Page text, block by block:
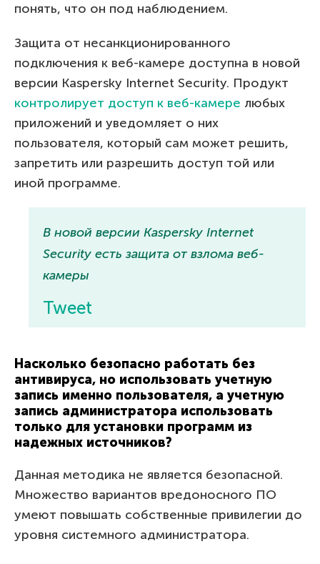
понять, что он под наблюдением.
Защита от несанкционированного
подключения к веб-камере доступна в новой
версии Kaspersky Internet Security. Продукт
контролирует доступ к веб-камере любых
приложений и уведомляет о них
пользователя, который сам может решить,
запретить или разрешить доступ той или
иной программе.
В новой версии Kaspersky Internet
Security есть защита от взлома веб-
камеры
Tweet
Насколько безопасно работать без
антивируса, но использовать учетную
запись именно пользователя, а учетную
запись администратора использовать
только для установки программ из
надежных источников?
Данная методика не является безопасной.
Множество вариантов вредоносного ПО
умеют повышать собственные привилегии до
уровня системного администратора.